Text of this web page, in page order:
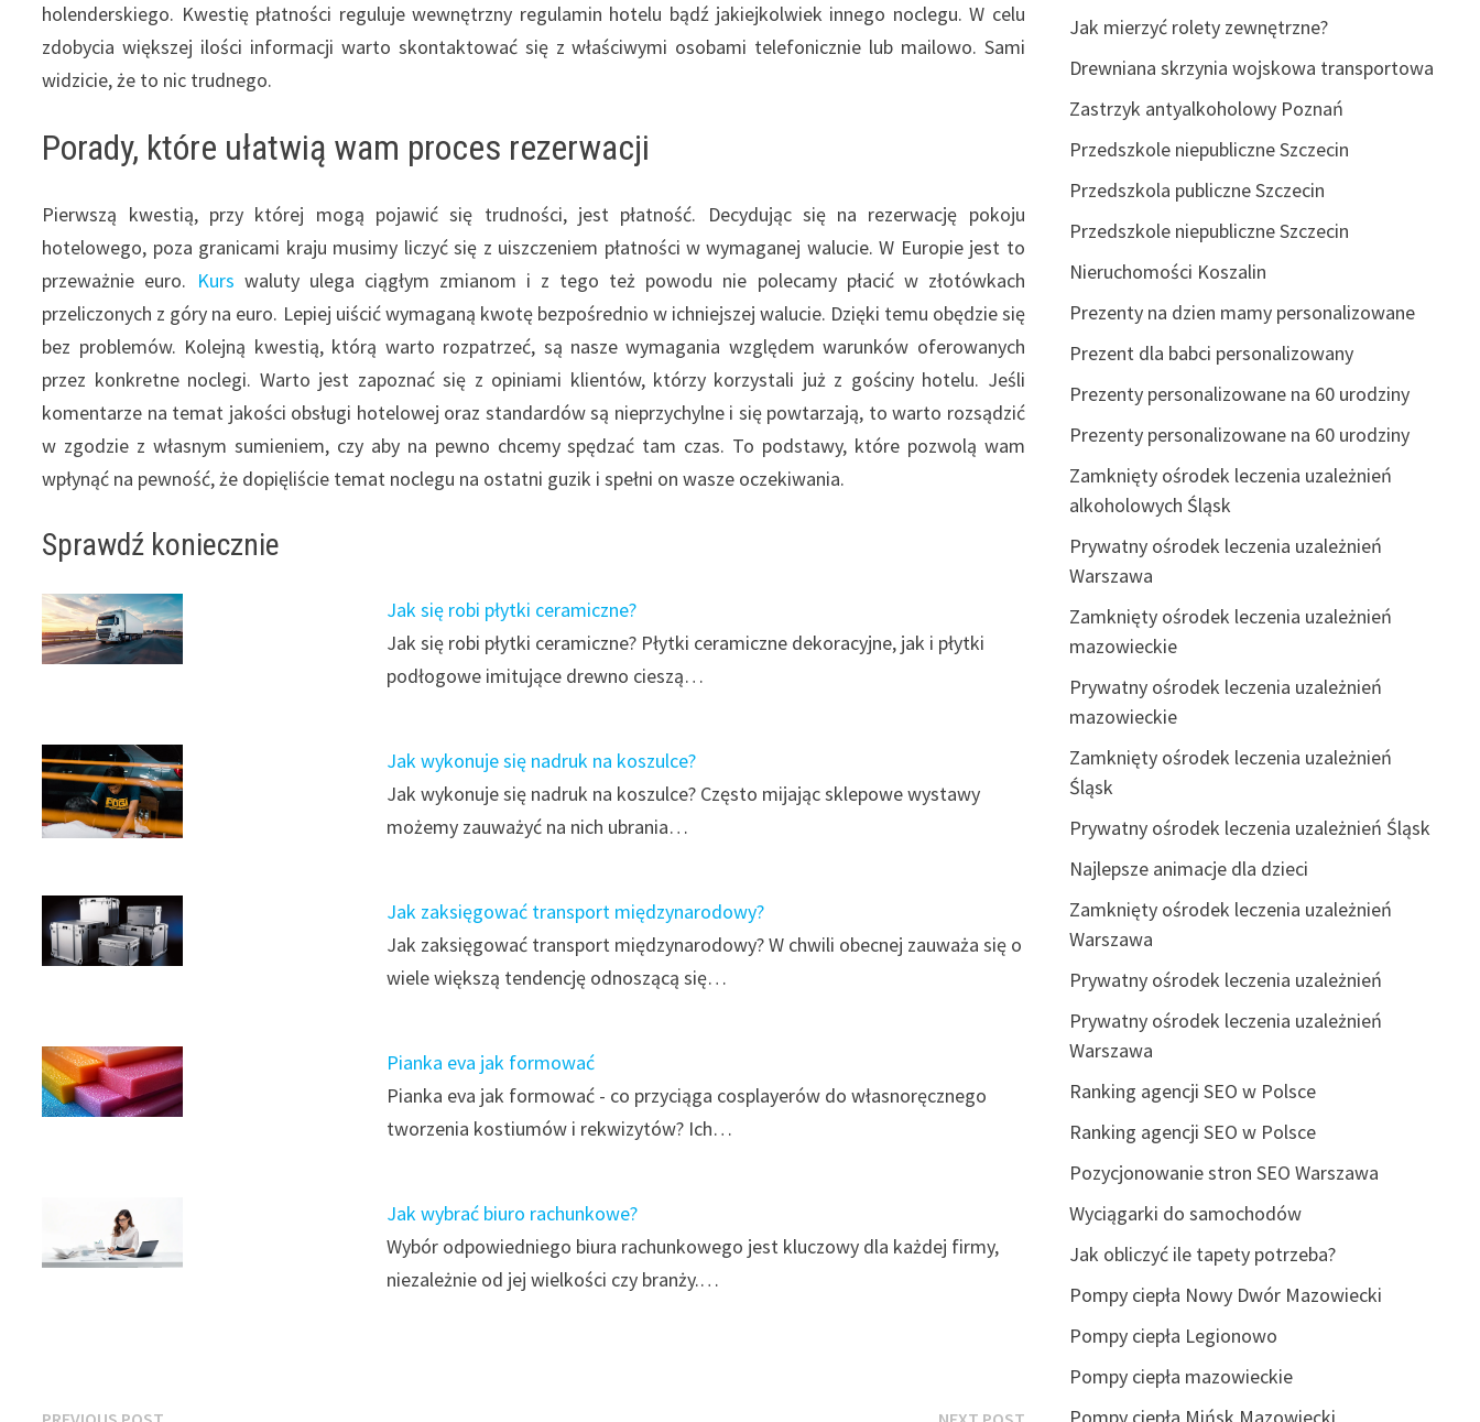
holenderskiego. Kwestię płatności reguluje wewnętrzny regulamin hotelu bądź jakiejkolwiek innego noclegu. W celu
zdobycia większej ilości informacji warto skontaktować się z właściwymi osobami telefonicznie lub mailowo. Sami
widzicie, że to nic trudnego.
Porady, które ułatwią wam proces rezerwacji
Pierwszą kwestią, przy której mogą pojawić się trudności, jest płatność. Decydując się na rezerwację pokoju
hotelowego, poza granicami kraju musimy liczyć się z uiszczeniem płatności w wymaganej walucie. W Europie jest to
przeważnie euro. Kurs waluty ulega ciągłym zmianom i z tego też powodu nie polecamy płacić w złotówkach
przeliczonych z góry na euro. Lepiej uiścić wymaganą kwotę bezpośrednio w ichniejszej walucie. Dzięki temu obędzie się
bez problemów. Kolejną kwestią, którą warto rozpatrzeć, są nasze wymagania względem warunków oferowanych
przez konkretne noclegi. Warto jest zapoznać się z opiniami klientów, którzy korzystali już z gościny hotelu. Jeśli
komentarze na temat jakości obsługi hotelowej oraz standardów są nieprzychylne i się powtarzają, to warto rozsądzić
w zgodzie z własnym sumieniem, czy aby na pewno chcemy spędzać tam czas. To podstawy, które pozwolą wam
wpłynąć na pewność, że dopięliście temat noclegu na ostatni guzik i spełni on wasze oczekiwania.
Sprawdź koniecznie
Jak się robi płytki ceramiczne?
Jak się robi płytki ceramiczne? Płytki ceramiczne dekoracyjne, jak i płytki
podłogowe imitujące drewno cieszą…
Jak wykonuje się nadruk na koszulce?
Jak wykonuje się nadruk na koszulce? Często mijając sklepowe wystawy
możemy zauważyć na nich ubrania…
Jak zaksięgować transport międzynarodowy?
Jak zaksięgować transport międzynarodowy? W chwili obecnej zauważa się o
wiele większą tendencję odnoszącą się…
Pianka eva jak formować
Pianka eva jak formować - co przyciąga cosplayerów do własnoręcznego
tworzenia kostiumów i rekwizytów? Ich…
Jak wybrać biuro rachunkowe?
Wybór odpowiedniego biura rachunkowego jest kluczowy dla każdej firmy,
niezależnie od jej wielkości czy branży.…
Next
Jak mierzyć rolety zewnętrzne?
Drewniana skrzynia wojskowa transportowa
Zastrzyk antyalkoholowy Poznań
Przedszkole niepubliczne Szczecin
Przedszkola publiczne Szczecin
Przedszkole niepubliczne Szczecin
Nieruchomości Koszalin
Prezenty na dzien mamy personalizowane
Prezent dla babci personalizowany
Prezenty personalizowane na 60 urodziny
Prezenty personalizowane na 60 urodziny
Zamknięty ośrodek leczenia uzależnień
alkoholowych Śląsk
Prywatny ośrodek leczenia uzależnień
Warszawa
Zamknięty ośrodek leczenia uzależnień
mazowieckie
Prywatny ośrodek leczenia uzależnień
mazowieckie
Zamknięty ośrodek leczenia uzależnień
Śląsk
Prywatny ośrodek leczenia uzależnień Śląsk
Najlepsze animacje dla dzieci
Zamknięty ośrodek leczenia uzależnień
Warszawa
Prywatny ośrodek leczenia uzależnień
Prywatny ośrodek leczenia uzależnień
Warszawa
Ranking agencji SEO w Polsce
Ranking agencji SEO w Polsce
Pozycjonowanie stron SEO Warszawa
Wyciągarki do samochodów
Jak obliczyć ile tapety potrzeba?
Pompy ciepła Nowy Dwór Mazowiecki
Pompy ciepła Legionowo
Pompy ciepła mazowieckie